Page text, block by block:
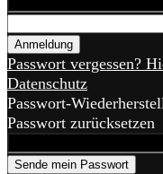
Passwort vergessen?
Datenschutz
Passwort-
Passwort zurücksetzen